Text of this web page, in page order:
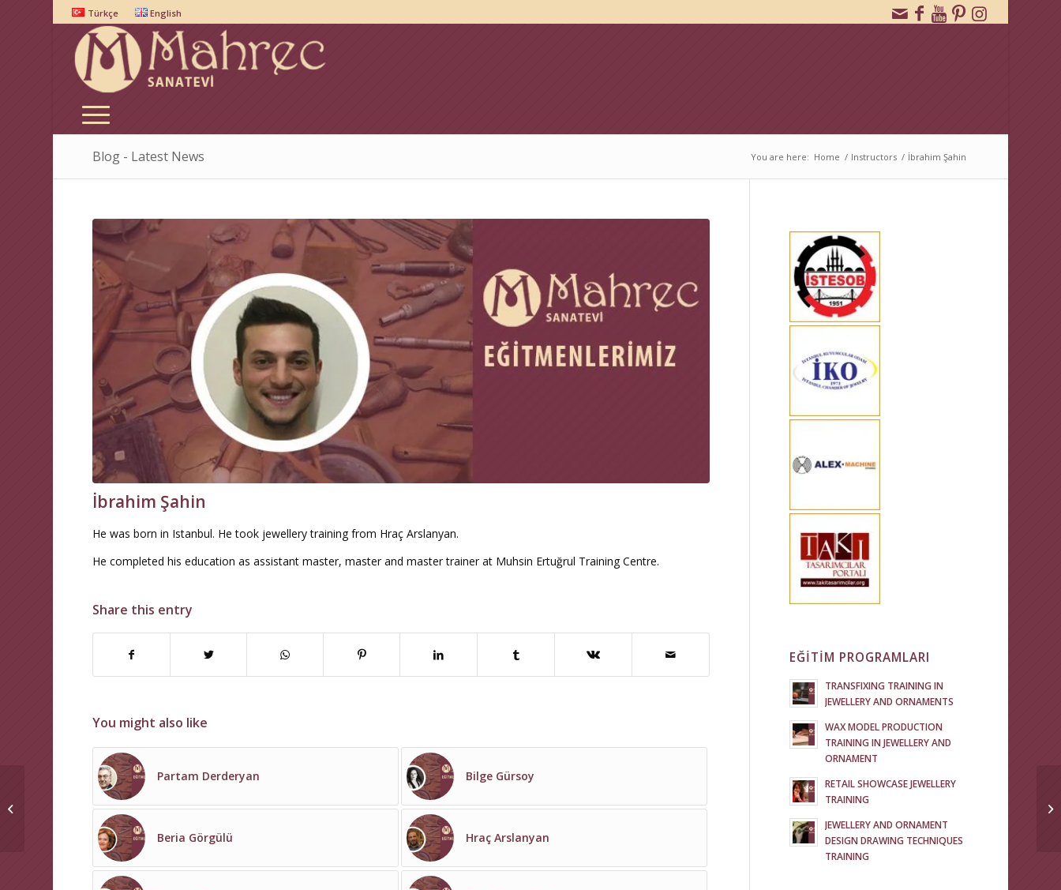
Türkçe English
Blog - Latest News You are here: Home / Instructors / İbrahim Şahin
İbrahim Şahin
He was born in Istanbul. He took jewellery training from Hraç Arslanyan.
He completed his education as assistant master, master and master trainer at Muhsin Ertuğrul Training Centre.
Share this entry
You might also like
Partam Derderyan Bilge Gürsoy
Beria Görgülü Hraç Arslanyan
EĞİTİM PROGRAMLARI
TRANSFIXING TRAINING IN
JEWELLERY AND ORNAMENTS
WAX MODEL PRODUCTION
TRAINING IN JEWELLERY AND
ORNAMENT
RETAIL SHOWCASE JEWELLERY
TRAINING
JEWELLERY AND ORNAMENT
DESIGN DRAWING TECHNIQUES
TRAINING